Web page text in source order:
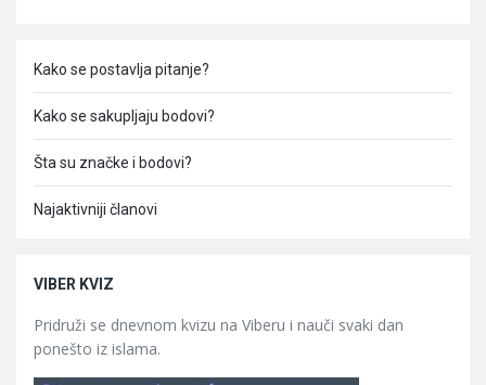
Kako se postavlja pitanje?
Kako se sakupljaju bodovi?
Šta su značke i bodovi?
Najaktivniji članovi
VIBER KVIZ
Pridruži se dnevnom kvizu na Viberu i nauči svaki dan
ponešto iz islama.